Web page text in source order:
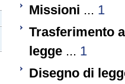
Missioni ... 1
Trasferimento
legge ... 1
Disegno di